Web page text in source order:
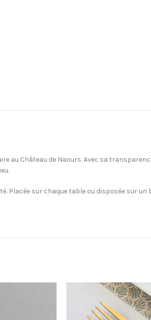
au Château de Naours. Avec sa
Placée sur chaque table ou disposée sur un